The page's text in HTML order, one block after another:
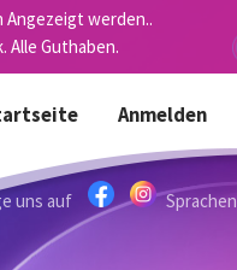
Anmelden
uns auf Sprachen
Angezeigt werden..
Alle Guthaben.